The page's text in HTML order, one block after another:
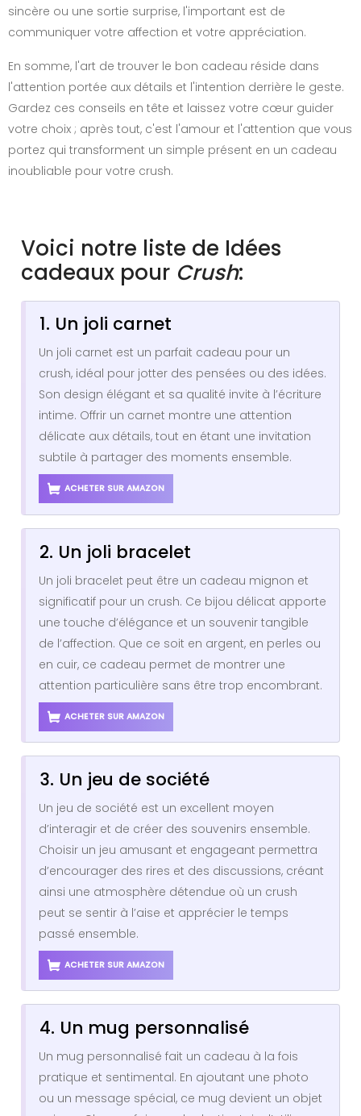
sincère ou une sortie surprise, l'important est de
communiquer votre affection et votre appréciation.
En somme, l'art de trouver le bon cadeau réside dans
l'attention portée aux détails et l'intention derrière le geste.
Gardez ces conseils en tête et laissez votre cœur guider
votre choix ; après tout, c'est l'amour et l'attention que vous
portez qui transforment un simple présent en un cadeau
inoubliable pour votre crush.
Voici notre liste de Idées
cadeaux pour Crush:
1. Un joli carnet
Un joli carnet est un parfait cadeau pour un
crush, idéal pour jotter des pensées ou des idées.
Son design élégant et sa qualité invite à l’écriture
intime. Offrir un carnet montre une attention
délicate aux détails, tout en étant une invitation
subtile à partager des moments ensemble.
ACHETER SUR AMAZON
2. Un joli bracelet
Un joli bracelet peut être un cadeau mignon et
significatif pour un crush. Ce bijou délicat apporte
une touche d’élégance et un souvenir tangible
de l’affection. Que ce soit en argent, en perles ou
en cuir, ce cadeau permet de montrer une
attention particulière sans être trop encombrant.
ACHETER SUR AMAZON
3. Un jeu de société
Un jeu de société est un excellent moyen
d’interagir et de créer des souvenirs ensemble.
Choisir un jeu amusant et engageant permettra
d’encourager des rires et des discussions, créant
ainsi une atmosphère détendue où un crush
peut se sentir à l’aise et apprécier le temps
passé ensemble.
ACHETER SUR AMAZON
4. Un mug personnalisé
Un mug personnalisé fait un cadeau à la fois
pratique et sentimental. En ajoutant une photo
ou un message spécial, ce mug devient un objet